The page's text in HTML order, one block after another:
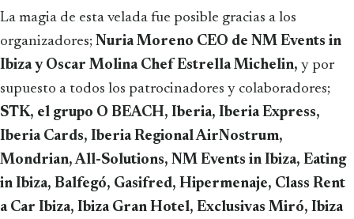
La magia de esta velada fue posible gracias a los
organizadores; Nuria Moreno CEO de NM Events in
Ibiza y Oscar Molina Chef Estrella Michelin, y por
supuesto a todos los patrocinadores y colaboradores;
STK, el grupo O BEACH, Iberia, Iberia Express,
Iberia Cards, Iberia Regional AirNostrum,
Mondrian, All-Solutions, NM Events in Ibiza, Eating
in Ibiza, Balfegó, Gasifred, Hipermenaje, Class Rent
a Car Ibiza, Ibiza Gran Hotel, Exclusivas Miró, Ibiza